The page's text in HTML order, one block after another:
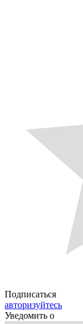
Подписаться
авторизуйтесь
Уведомить о